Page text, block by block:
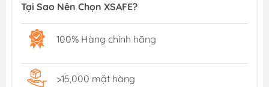
Tại Sao Nên Chọn XSAFE?
100% Hàng chính hãng
>15,000 mặt hàng